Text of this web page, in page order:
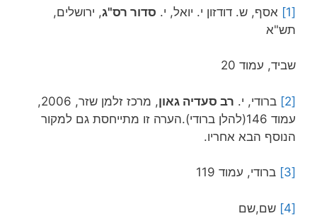
[1] אסף, ש. דודזון י. יואל, י. סדור רס"ג, ירושלים,
תש"א
שביד, עמוד 20
[2] ברודי, י. רב סעדיה גאון
, מרכז זלמן שזר, 2006,
עמוד 146(להלן ברודי).הערה זו מתייחסת גם למקור
הנוסף הבא אחריו.
[3] ברודי, עמוד 119
[4] שם,שם